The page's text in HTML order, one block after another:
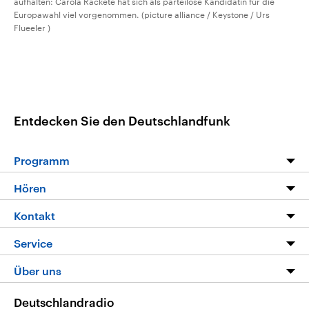
Europawahl viel vorgenommen. (picture alliance / Keystone / Urs
Flueeler )
Entdecken Sie den Deutschlandfunk
Programm
Programm
Die Nachrichten
Nachrichtenleicht
Neue Beiträge auf dlf.de
Hören
Livestream
Podcasts
Deutschlandfunk App
Nachrichten App
Kontakt
Hörerservice
Service
FAQ
Über uns
Deutschlandradio